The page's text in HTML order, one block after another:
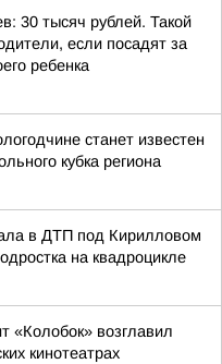
30 тысяч рублей. Такой
если посадят за
ребенка
станет известен
кубка региона
в ДТП под Кирилловом
на квадроцикле
«Колобок» возглавил
кинотеатрах